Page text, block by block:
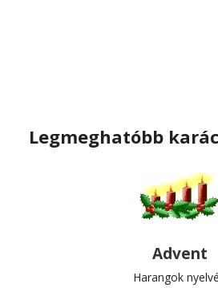
Legmeghatóbb
Advent
Harangok